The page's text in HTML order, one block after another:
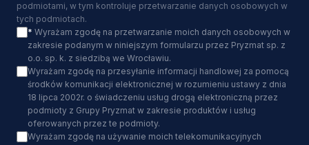
podmiotami, w tym kontroluje przetwarzanie danych osobowych w
tych podmiotach.
* Wyrażam zgodę na przetwarzanie moich danych osobowych w
zakresie podanym w niniejszym formularzu przez Pryzmat sp. z
o.o. sp. k. z siedzibą we Wrocławiu.
Wyrażam zgodę na przesyłanie informacji handlowej za pomocą
środków komunikacji elektronicznej w rozumieniu ustawy z dnia
18 lipca 2002r. o świadczeniu usług drogą elektroniczną przez
podmioty z Grupy Pryzmat w zakresie produktów i usług
oferowanych przez te podmioty.
Wyrażam zgodę na używanie moich telekomunikacyjnych